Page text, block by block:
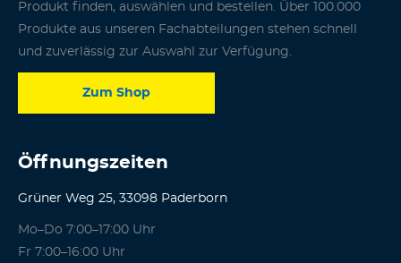
Produkt finden, auswählen und bestellen. Über 100.000
Produkte aus unseren Fachabteilungen stehen schnell
und zuverlässig zur Auswahl zur Verfügung.
Zum Shop
Öffnungszeiten
Grüner Weg 25, 33098 Paderborn
Mo–Do 7:00–17:00 Uhr
Fr 7:00–16:00 Uhr